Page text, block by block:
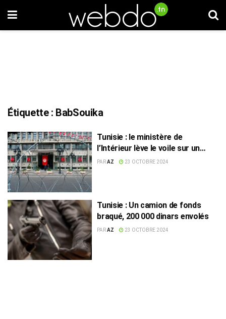
Étiquette : BabSouika
Tunisie : le ministère de
l’Intérieur lève le voile sur un
braquage déguisé
PARAZ 23 OCTOBRE 2024
Tunisie : Un camion de fonds
braqué, 200 000 dinars envolés
PARAZ 23 OCTOBRE 2024